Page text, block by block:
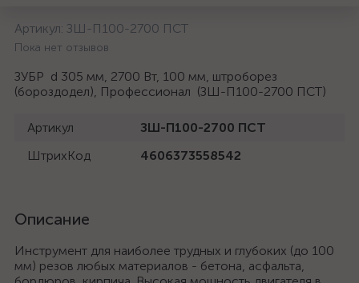
Артикул: ЗШ-П100-2700 ПСТ
Пока нет отзывов
ЗУБР d 305 мм, 2700 Вт, 100 мм, штроборез
(бороздодел), Профессионал (ЗШ-П100-2700 ПСТ)
Артикул
ЗШ-П100-2700 ПСТ
ШтрихКод
4606373558542
Описание
Инструмент для наиболее трудных и глубоких (до 100
мм) резов любых материалов - бетона, асфальта,